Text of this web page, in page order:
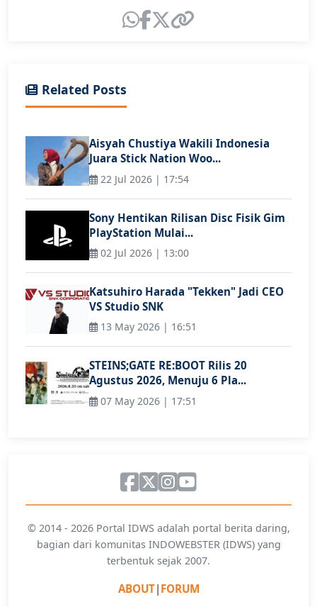
Related Posts
Aisyah Chustiya Wakili Indonesia
Juara Stick Nation Woo...
22 Jul 2026 | 17:54
Sony Hentikan Rilisan Disc Fisik Gim
PlayStation Mulai...
02 Jul 2026 | 13:00
Katsuhiro Harada "Tekken" Jadi CEO
VS Studio SNK
13 May 2026 | 16:51
STEINS;GATE RE:BOOT Rilis 20
Agustus 2026, Menuju 6 Pla...
07 May 2026 | 17:51
© 2014 - 2026 Portal IDWS adalah portal berita daring,
bagian dari komunitas INDOWEBSTER (IDWS) yang
terbentuk sejak 2007.
ABOUT| FORUM